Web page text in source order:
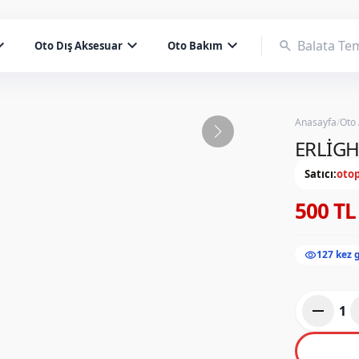
Oto Dış Aksesuar expand_more Oto Bakım expand_more search
Anasayfa/Oto
Satıcı:
500 TL
visibility127 kez
remove 1